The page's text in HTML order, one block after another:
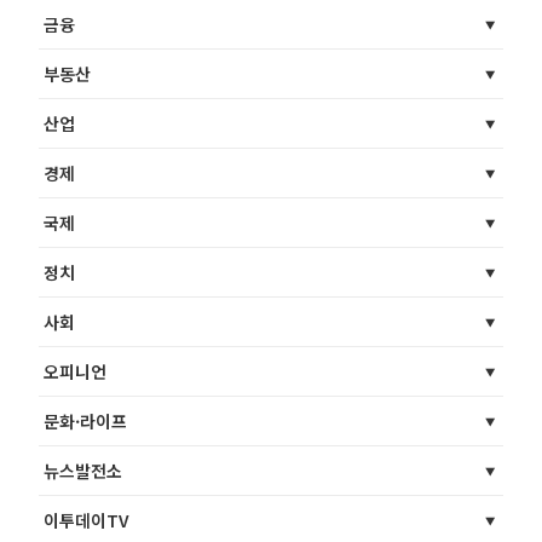
금융
부동산
산업
경제
국제
정치
사회
오피니언
문화·라이프
뉴스발전소
이투데이TV